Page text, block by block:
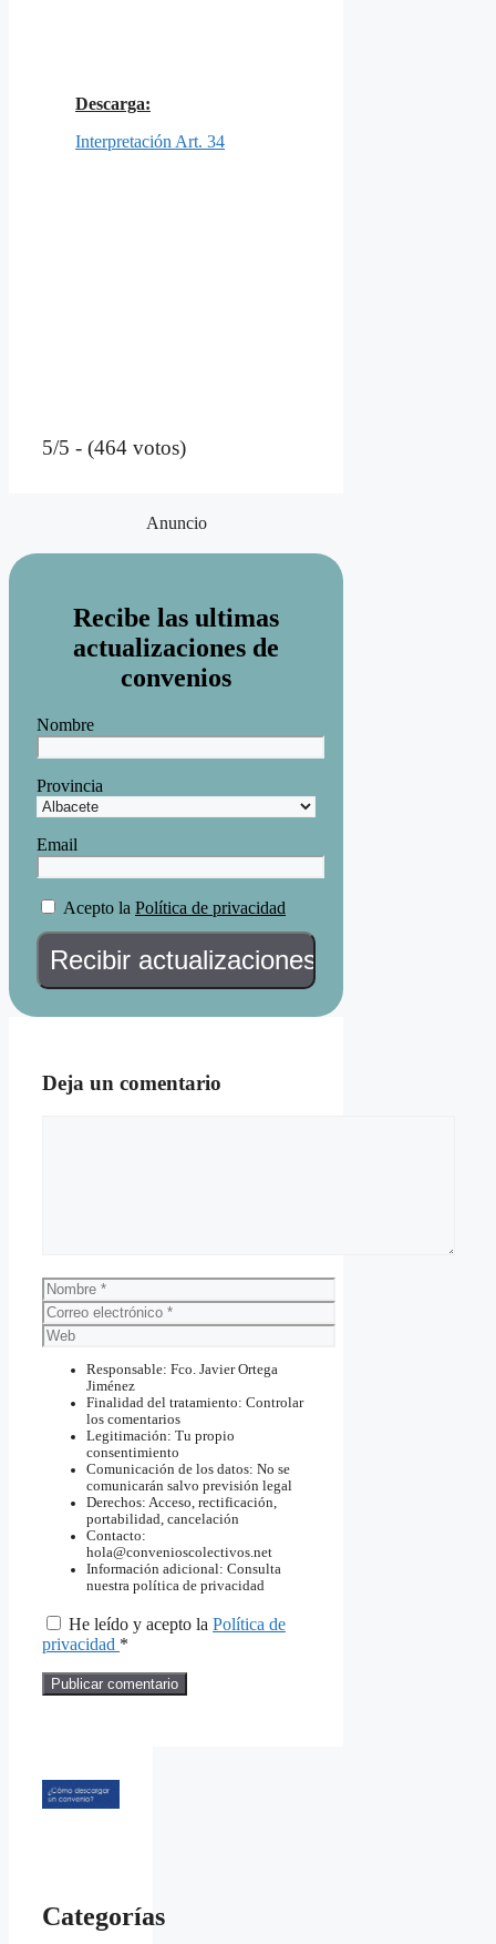
Descarga:
Interpretación Art. 34
5/5 - (464 votos)
Anuncio
Recibe las ultimas
actualizaciones de
convenios
Nombre
Provincia
Email
Acepto la Política de privacidad
Deja un comentario
Nombre
Correo
electrónico
Web
Responsable: Fco. Javier Ortega
Jiménez
Finalidad del tratamiento: Controlar
los comentarios
Legitimación: Tu propio
consentimiento
Comunicación de los datos: No se
comunicarán salvo previsión legal
Derechos: Acceso, rectificación,
portabilidad, cancelación
Contacto:
hola@convenioscolectivos.net
Información adicional: Consulta
nuestra política de privacidad
He leído y acepto la Política de
privacidad *
Categorías